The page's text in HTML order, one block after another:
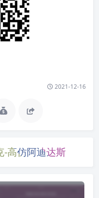
2021-12-16
-高仿阿迪达斯